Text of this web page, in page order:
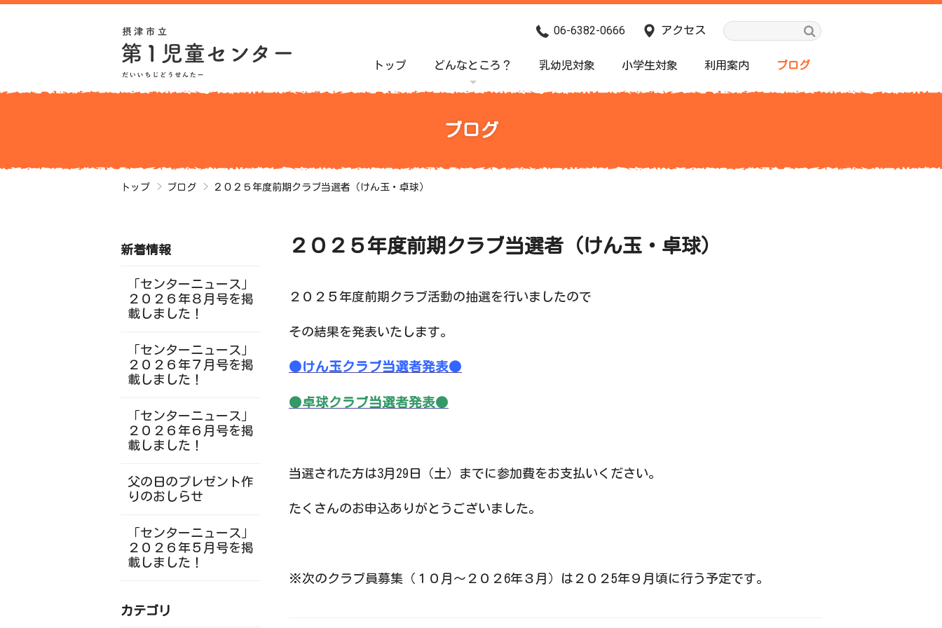
06-6382-0666 アクセス
トップ どんなところ？ 乳幼児対象 小学生対象 利用案内 ブログ
ブログ
トップ ブログ ２０２５年度前期クラブ当選者（けん玉・卓球）
２０２５年度前期クラブ当選者（けん玉・卓球）
２０２５年度前期クラブ活動の抽選を行いましたので
その結果を発表いたします。
●けん玉クラブ当選者発表●
●卓球クラブ当選者発表●
当選された方は3月29日（土）までに参加費をお支払いください。
たくさんのお申込ありがとうございました。
※次のクラブ員募集（１０月～２０２6年３月）は２０２5年９月頃に行う予定です。
新着情報
「センターニュース」
２０２６年８月号を掲
載しました！
「センターニュース」
２０２６年７月号を掲
載しました！
「センターニュース」
２０２６年６月号を掲
載しました！
父の日のプレゼント作
りのおしらせ
「センターニュース」
２０２６年５月号を掲
載しました！
カテゴリ